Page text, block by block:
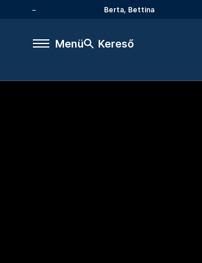
Berta, Bettina
Menü Kereső